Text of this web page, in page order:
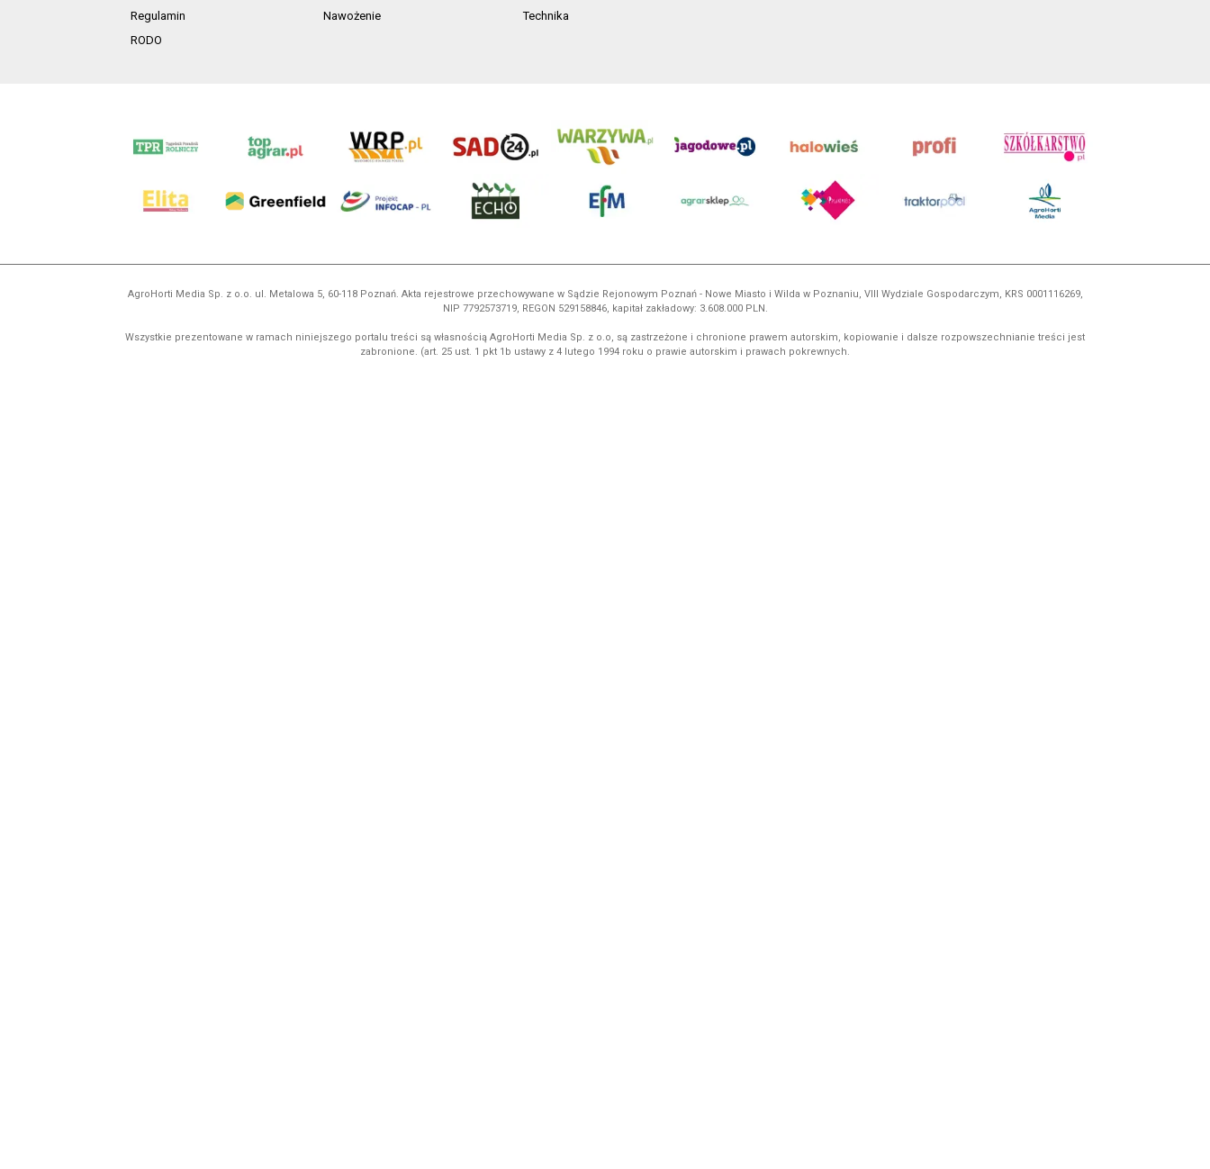
Regulamin
RODO
Nawożenie
Technika
AgroHorti Media Sp. z o.o. ul. Metalowa 5, 60-118 Poznań. Akta rejestrowe przechowywane w Sądzie Rejonowym Poznań - Nowe Miasto i Wilda w Poznaniu, VIII Wydziale Gospodarczym, KRS 0001116269,
NIP 7792573719, REGON 529158846, kapitał zakładowy: 3.608.000 PLN.
Wszystkie prezentowane w ramach niniejszego portalu treści są własnością AgroHorti Media Sp. z o.o, są zastrzeżone i chronione prawem autorskim, kopiowanie i dalsze rozpowszechnianie treści jest
zabronione. (art. 25 ust. 1 pkt 1b ustawy z 4 lutego 1994 roku o prawie autorskim i prawach pokrewnych.